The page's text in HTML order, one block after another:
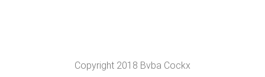
Copyright 2018 Bvba Cockx